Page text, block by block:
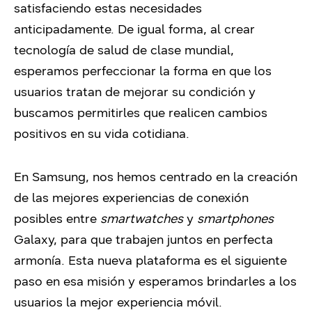
satisfaciendo estas necesidades
anticipadamente. De igual forma, al crear
tecnología de salud de clase mundial,
esperamos perfeccionar la forma en que los
usuarios tratan de mejorar su condición y
buscamos permitirles que realicen cambios
positivos en su vida cotidiana.
En Samsung, nos hemos centrado en la creación
de las mejores experiencias de conexión
posibles entre smartwatchesy smartphones
Galaxy, para que trabajen juntos en perfecta
armonía. Esta nueva plataforma es el siguiente
paso en esa misión y esperamos brindarles a los
usuarios la mejor experiencia móvil.